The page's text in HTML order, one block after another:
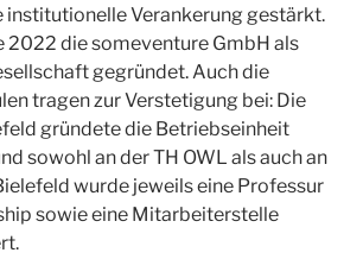
institutionelle Verankerung gestärkt.
2022 die someventure GmbH als
gegründet. Auch die
tragen zur Verstetigung bei: Die
gründete die Betriebseinheit
sowohl an der TH OWL als auch an
wurde jeweils eine Professur
sowie eine Mitarbeiterstelle